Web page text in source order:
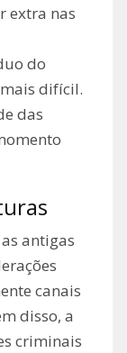
extra nas
do
difícil.
das
antigas
canais
disso, a
criminais